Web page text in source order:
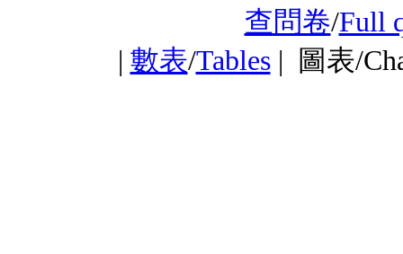
查問卷/Full
| 數表/Tables| 圖表/